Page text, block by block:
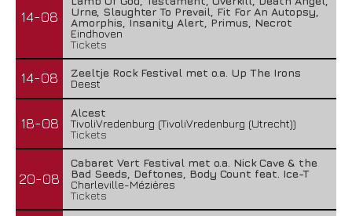
14-08
Urne, Slaughter To Prevail, Fit For An Autopsy,
Amorphis, Insanity Alert, Primus, Necrot
Eindhoven
Tickets
14-08
Zeeltje Rock Festival met o.a. Up The Irons
Deest
18-08
Alcest
TivoliVredenburg (TivoliVredenburg (Utrecht))
Tickets
20-08
Cabaret Vert Festival met o.a. Nick Cave & the
Bad Seeds, Deftones, Body Count feat. Ice-T
Charleville-Mézières
Tickets